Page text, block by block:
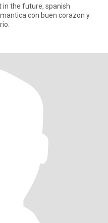
in the future, spanish
con buen corazon y